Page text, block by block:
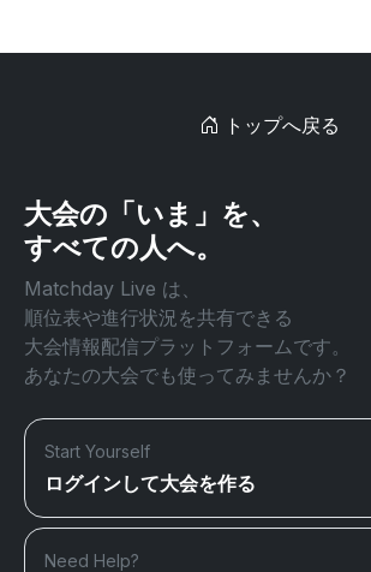
トップへ戻る
大会の「いま」を、
すべての人へ。
Matchday Live は、
順位表や進行状況を共有できる
大会情報配信プラットフォームです。
あなたの大会でも使ってみませんか？
Start Yourself
ログインして大会を作る
Need Help?